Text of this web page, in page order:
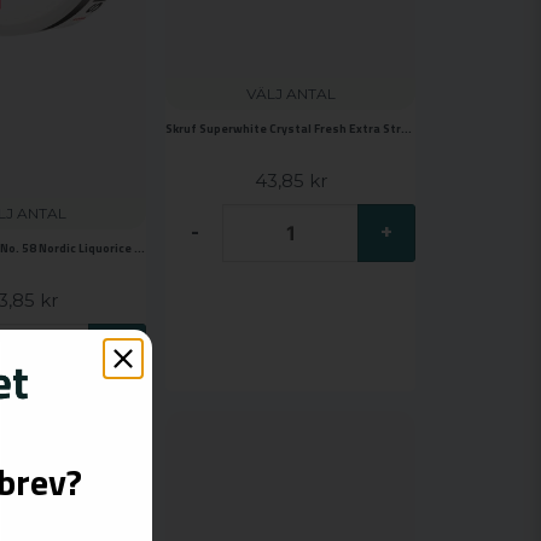
ANTAL
Skruf Superwhite No. 58 Nordic Liquorice Xtra Strong
kr
+
VÄLJ ANTAL
Skruf Superwhite Crystal Fresh Extra Strong
43,85 kr
- +